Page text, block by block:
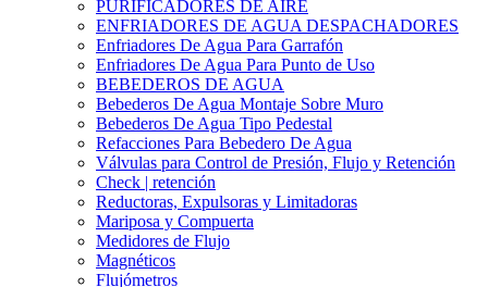
PURIFICADORES DE AIRE
ENFRIADORES DE AGUA DESPACHADORES
Enfriadores De Agua Para Garrafón
Enfriadores De Agua Para Punto de Uso
BEBEDEROS DE AGUA
Bebederos De Agua Montaje Sobre Muro
Bebederos De Agua Tipo Pedestal
Refacciones Para Bebedero De Agua
Válvulas para Control de Presión, Flujo y Retención
Check | retención
Reductoras, Expulsoras y Limitadoras
Mariposa y Compuerta
Medidores de Flujo
Magnéticos
Flujómetros